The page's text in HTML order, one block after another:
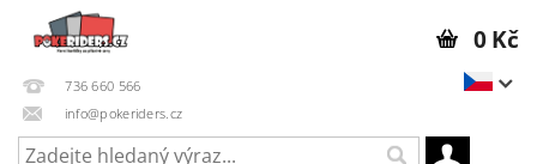
736 660 566
info@pokeriders.cz
0 Kč